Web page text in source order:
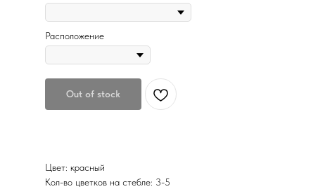
Расположение
Out of stock
Цвет: красный
Кол-во цветков на стебле: 3-5